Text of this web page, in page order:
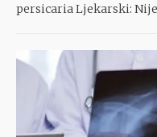
persicaria Ljekarski: